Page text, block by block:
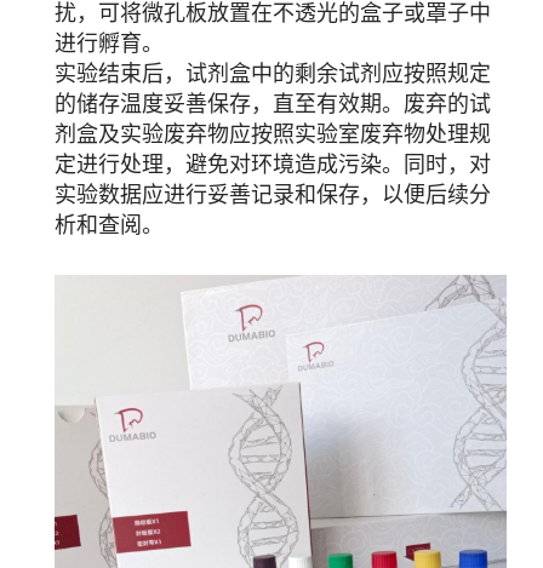
扰，可将微孔板放置在不透光的盒子或罩子中
进行孵育。
实验结束后，试剂盒中的剩余试剂应按照规定
的储存温度妥善保存，直至有效期。废弃的试
剂盒及实验废弃物应按照实验室废弃物处理规
定进行处理，避免对环境造成污染。同时，对
实验数据应进行妥善记录和保存，以便后续分
析和查阅。